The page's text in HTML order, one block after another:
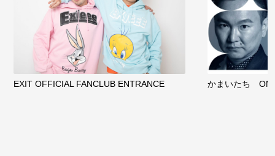
EXIT OFFICIAL FANCLUB ENTRANCE かまいたち